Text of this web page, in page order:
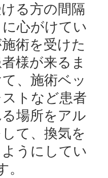
る方の間隔
心がけてい
術を受けた
様が来るま
、施術ベッ
トなど患者
場所をアル
て、換気を
うにしてい
。